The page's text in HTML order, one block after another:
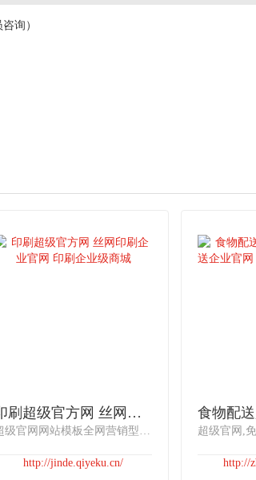
询）
印刷超级官方网 丝网印刷企业官网 印刷企业级商城
超级官网网站模板全网营销型网站营销型网站包装行业超级官网网站模板，印刷超级官方网 丝网印刷企业官网 印刷企业级商城 我们只专注于精密制版、丝印辅助材料、丝印油墨及丝印设备。
http://jinde.qiyeku.cn/ http://